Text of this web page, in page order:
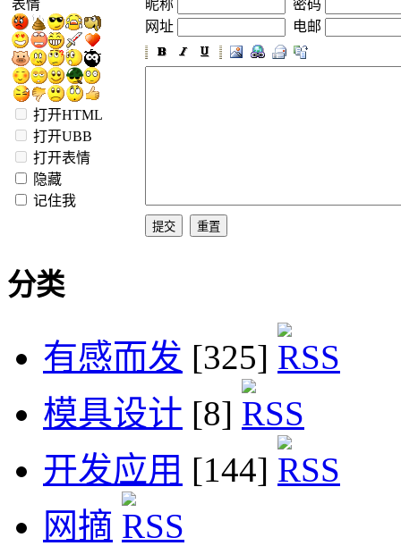
表情
打开HTML
打开UBB
打开表情
隐藏
记住我
昵称
密码
网址
电邮
分类
有感而发 [325]
模具设计 [8]
开发应用 [144]
网摘